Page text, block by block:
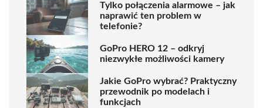
Tylko połączenia alarmowe – jak
naprawić ten problem w
telefonie?
GoPro HERO 12 – odkryj
niezwykłe możliwości kamery
Jakie GoPro wybrać? Praktyczny
przewodnik po modelach i
funkcjach